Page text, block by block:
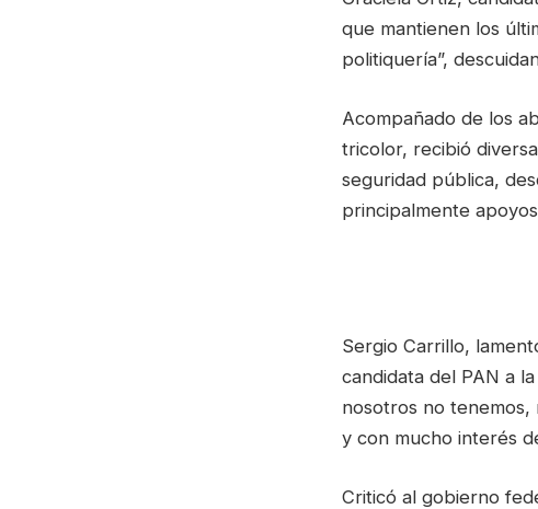
que mantienen los
politiquería”,
Acompañado de los
tricolor, recibió
seguridad pública,
principalmente
Sergio Carrillo,
candidata del PAN a
nosotros no tenemos,
y con mucho interés
Criticó al gobierno